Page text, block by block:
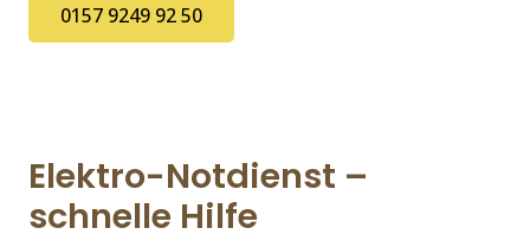
0157 9249 92 50
Elektro-Notdienst –
schnelle Hilfe